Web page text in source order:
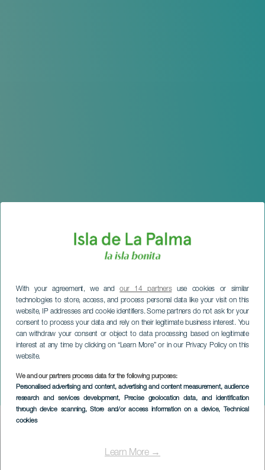
With your agreement, we andour 14 partnersuse cookies or similar
technologies to store, access, and process personal data like your visit on this
website, IP addresses and cookie identifiers. Some partners do not ask for your
consent to process your data and rely on their legitimate business interest. You
can withdraw your consent or object to data processing based on legitimate
interest at any time by clicking on “Learn More” or in our Privacy Policy on this
website.
We and our partners process data for the following purposes:
Personalised advertising and content, advertising and content measurement, audience
research and services development, Precise geolocation data, and identification
through device scanning, Store and/or access information on a device, Technical
cookies
Learn More →
Ángaro: Pieles en
concierto
LA PALMA
Imagen